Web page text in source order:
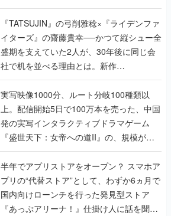
で作り込まれた理由を両ディレクターに聞
く
『TATSUJIN』の弓削雅稔×『ライデンファ
イターズ』の齋藤貴幸──かつて縦シュー全
盛期を支えていた2人が、30年後に同じ会
社で机を並べる理由とは。新作
『TATSUJIN EXTREME』で初タッグを組
んだレジェンド2人に訊く開発秘話
実写映像1000分、ルート分岐100種類以
上。配信開始5日で100万本を売った、中国
発の実写インタラクティブドラマゲーム
『盛世天下：女帝への道II』の、規模が違
うこだわりをプロデューサーに聞いた
半年でアプリストアをオープン？ スマホア
プリの“代替ストア”として、わずか6ヵ月で
国内向けローンチを行った発見型ストア
『あっぷアリーナ！』仕掛け人に話を聞い